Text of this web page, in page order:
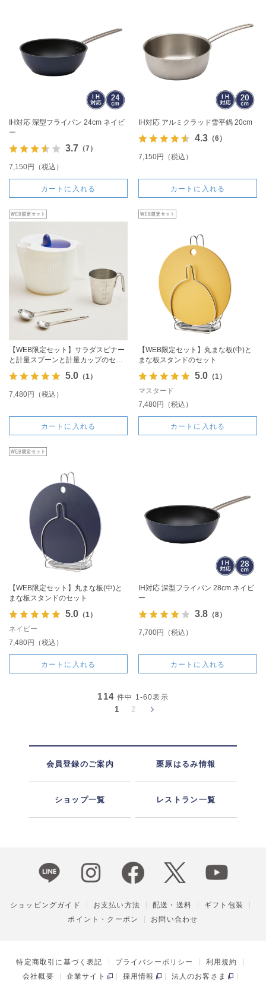
IH対応 深型フライパン 24cm ネイビ
ー
3.7 （7）
7,150円（税込）
カートに入れる
IH対応 アルミクラッド雪平鍋 20cm
4.3（6）
7,150円（税込）
カートに入れる
【WEB限定セット】サラダスピナー
と計量スプーンと計量カップのセッ
ト
5.0（1）
7,480円（税込）
カートに入れる
【WEB限定セット】丸まな板(中)と
まな板スタンドのセット
5.0（1）
マスタード
7,480円（税込）
カートに入れる
【WEB限定セット】丸まな板(中)と
まな板スタンドのセット
5.0（1）
ネイビー
7,480円（税込）
カートに入れる
IH対応 深型フライパン 28cm ネイビ
ー
3.8（8）
7,700円（税込）
カートに入れる
114 件中 1-60表示
1 2
会員登録のご案内 栗原はるみ情報
ショップ一覧 レストラン一覧
ショッピングガイド お支払い方法 配送・送料
ギフト包装
ポイント・クーポン
お問い合わせ
特定商取引に基づく表記 プライバシーポリシー
利用規約
会社概要
企業サイト 採用情報
法人のお客さま